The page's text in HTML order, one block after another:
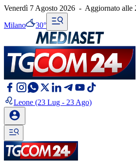
Venerdì 7 Agosto 2026 - Aggiornato alle
Milano 30°
Leone (23 Lug - 23 Ago)